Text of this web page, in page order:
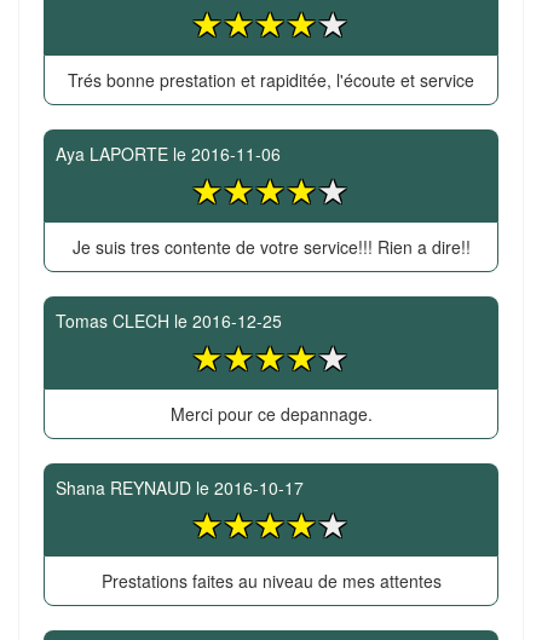
Trés bonne prestation et rapiditée, l'écoute et service
Aya LAPORTE le 2016-11-06
Je suis tres contente de votre service!!! Rien a dire!!
Tomas CLECH le 2016-12-25
Merci pour ce depannage.
Shana REYNAUD le 2016-10-17
Prestations faites au niveau de mes attentes